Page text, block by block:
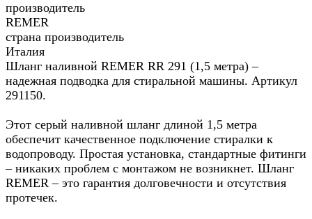
производитель
REMER
страна производитель
Италия
Шланг наливной REMER RR 291 (1,5 метра) –
надежная подводка для стиральной машины. Артикул
291150.
Этот серый наливной шланг длиной 1,5 метра
обеспечит качественное подключение стиралки к
водопроводу. Простая установка, стандартные фитинги
– никаких проблем с монтажом не возникнет. Шланг
REMER – это гарантия долговечности и отсутствия
протечек.